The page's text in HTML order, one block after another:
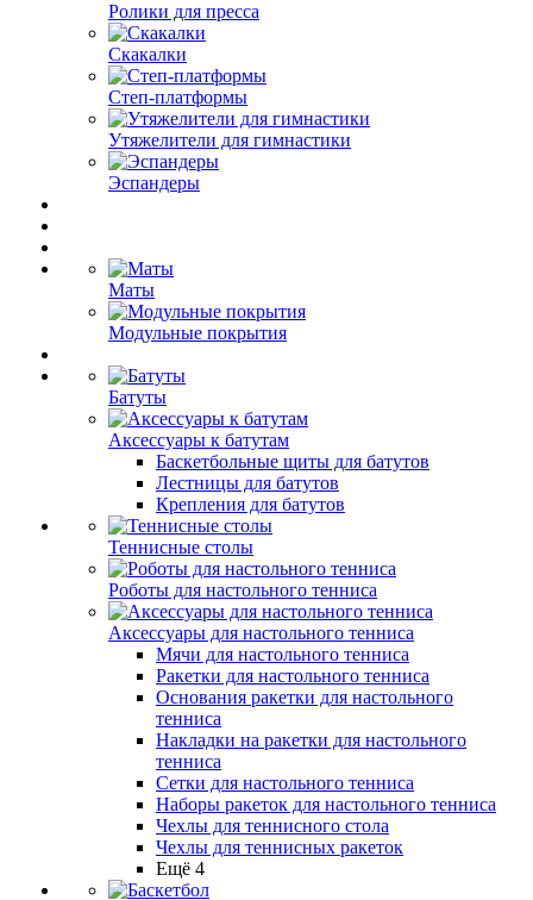
Ролики для пресса
Скакалки
Степ-платформы
Утяжелители для гимнастики
Эспандеры
Маты
Модульные покрытия
Батуты
Аксессуары к батутам
Баскетбольные щиты для батутов
Лестницы для батутов
Крепления для батутов
Теннисные столы
Роботы для настольного тенниса
Аксессуары для настольного тенниса
Мячи для настольного тенниса
Ракетки для настольного тенниса
Основания ракетки для настольного
тенниса
Накладки на ракетки для настольного
тенниса
Сетки для настольного тенниса
Наборы ракеток для настольного тенниса
Чехлы для теннисного стола
Чехлы для теннисных ракеток
Ещё 4